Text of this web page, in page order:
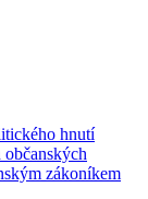
hnutí
zákoníkem